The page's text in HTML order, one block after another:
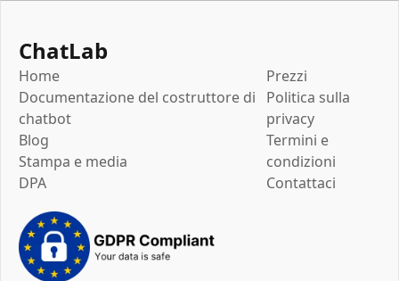
ChatLab
Home
Documentazione del costruttore di
chatbot
Blog
Stampa e media
DPA
Prezzi
Politica sulla
privacy
Termini e
condizioni
Contattaci